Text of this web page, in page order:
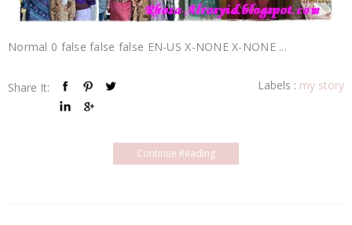
Normal 0 false false false EN-US X-NONE X-NONE ...
Share It: Labels : my story
Continue Reading